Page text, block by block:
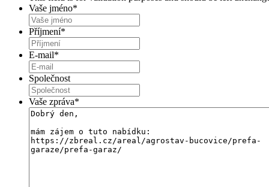
Vaše jméno*
Příjmení*
E-mail*
Společnost
Vaše zpráva*